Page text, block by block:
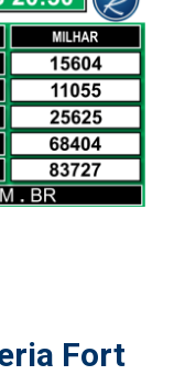
Fort